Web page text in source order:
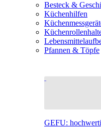
Besteck &
Küchenhilfen
Pfannen & Töpfe
GEFU: